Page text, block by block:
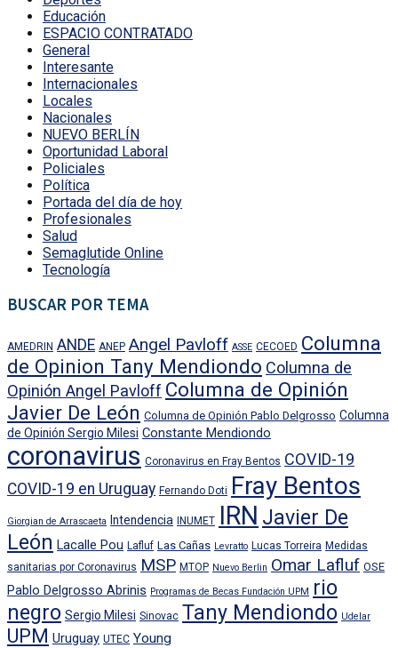
Educación
ESPACIO CONTRATADO
General
Interesante
Internacionales
Locales
Nacionales
NUEVO BERLÍN
Oportunidad Laboral
Policiales
Política
Portada del día de hoy
Profesionales
Salud
Semaglutide Online
Tecnología
BUSCAR POR TEMA
AMEDRIN ANDE ANEP Angel Pavloff ASSE CECOED Columna
de Opinion Tany Mendiondo Columna de
Opinión Angel Pavloff Columna de Opinión
Javier De León Columna de Opinión Pablo Delgrosso Columna
de Opinión Sergio Milesi Constante Mendiondo
coronavirus Coronavirus en Fray Bentos COVID-19
COVID-19 en Uruguay Fernando Doti Fray Bentos
Giorgian de Arrascaeta Intendencia INUMET IRN Javier De
León Lacalle Pou Lafluf Las Cañas Levratto Lucas Torreira Medidas
sanitarias por Coronavirus MSP MTOP Nuevo Berlin Omar Lafluf OSE
Pablo Delgrosso Abrinis Programas de Becas Fundación UPM rio
negro Sergio Milesi Sinovac Tany Mendiondo Udelar
UPM Uruguay UTEC Young